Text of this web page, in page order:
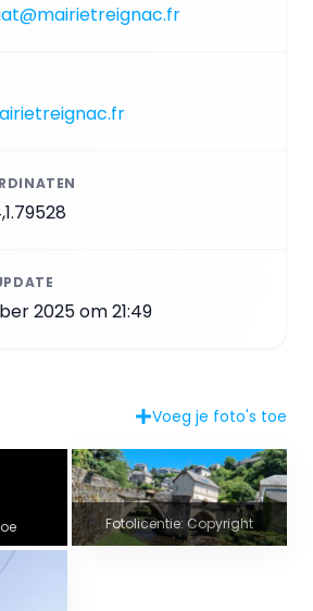
2025 om 21:49
Voeg je foto's toe
Fotolicentie: Copyright